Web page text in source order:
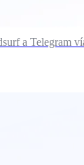
a Telegram